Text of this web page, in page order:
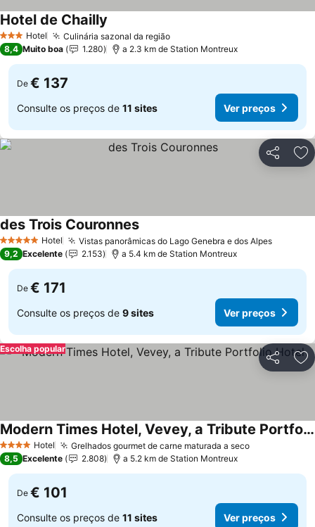
3 EstrelasHotel Culinária sazonal da região
Hotel de Chailly
8,4 Muito boa 1.280 a 2.3 km de Station Montreux
De € 137
Consulte os preços de 11 sites Ver preços
Partilhar
5 Estrelas Hotel Vistas panorâmicas do Lago Genebra e dos Alpes
des Trois Couronnes
9,2 Excelente 2.153 a 5.4 km de Station Montreux
De € 171
Consulte os preços de 9 sites Ver preços
Partilhar
Escolha popular
4 EstrelasHotel Grelhados gourmet de carne maturada a seco
Modern Times Hotel, Vevey, a Tribute Portfolio Hotel
8,5 Excelente 2.808 a 5.2 km de Station Montreux
De € 101
Consulte os preços de 11 sites Ver preços